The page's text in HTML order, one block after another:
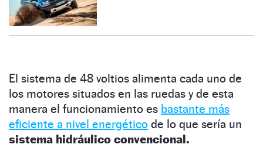
El sistema de 48 voltios alimenta cada uno de
los motores situados en las ruedas y de esta
manera el funcionamiento es bastante más
eficiente a nivel energético de lo que sería un
sistema hidráulico convencional.